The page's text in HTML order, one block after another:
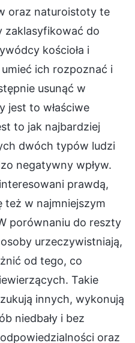
oraz naturoistoty te
zaklasyfikować do
kościoła i
ich rozpoznać i
usunąć w
jest to właściwe
to jak najbardziej
dwóch typów ludzi
negatywny wpływ.
prawdą,
też w najmniejszym
porównaniu do reszty
urzeczywistniają,
od tego, co
Takie
innych, wykonują
niedbały i bez
oraz